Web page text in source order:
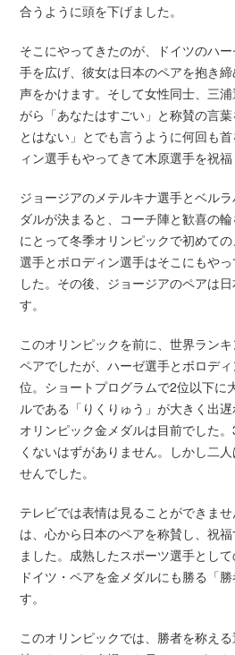
合うように頭を下げました。
そこにやってきたのが、ドイツのハ
手を広げ、彼女は日本のペアを抱き
声をかけます。そして女性同士、三
がら「あなたはすごい」と称賛の言
とはない」とでも言うように何回も
ィン選手もやってきて木原選手を祝福
ジョージアのメテルキナ選手とベル
ダルが決まると、コーチ陣と歓喜の
にとって冬季オリンピックで初めて
選手とボロディン選手はそこにもや
した。その後、ジョージアのペアは
す。
このオリンピックを前に、世界ランキ
ペアでしたが、ハーゼ選手とボロデ
位。ショートプログラムで2位以下に
ルである「りくりゅう」が大きく出
オリンピック金メダルは目前でした
くないはずがありません。しかし二
せんでした。
テレビでは表情は見ることができま
は、心から日本のペアを称賛し、祝
ました。成熟したスポーツ選手とし
ドイツ・ペアを金メダルにも勝る「
す。
このオリンピックでは、勝者を称え